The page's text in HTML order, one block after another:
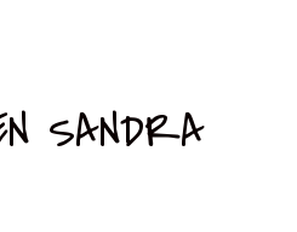
SANDRA